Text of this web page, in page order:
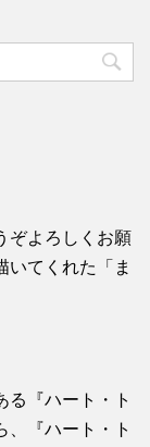
ぞよろしくお願
いてくれた「ま
る『ハート・ト
、『ハート・ト